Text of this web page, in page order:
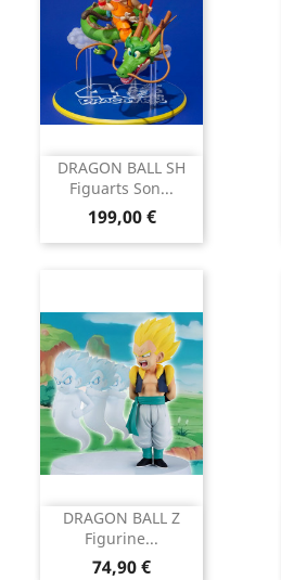
DRAGON BALL SH
Figuarts Son...
Prix
199,00 €
DRAGON BALL Z
Figurine...
Prix
74,90 €